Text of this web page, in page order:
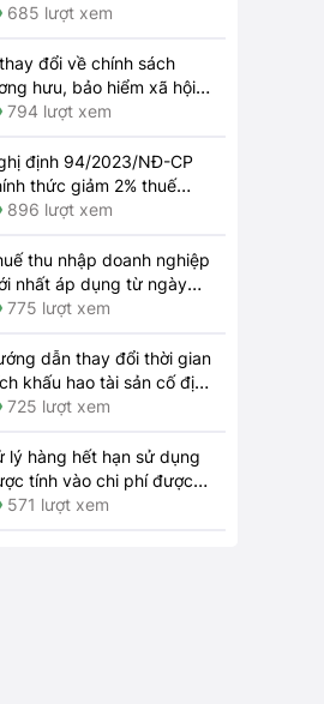
685 lượt xem
đổi về chính sách
hưu, bảo hiểm xã hội
2024
794 lượt xem
định 94/2023/NĐ-CP
thức giảm 2% thuế
2024
896 lượt xem
thu nhập doanh nghiệp
nhất áp dụng từ ngày
7/2023
775 lượt xem
dẫn thay đổi thời gian
khấu hao tài sản cố định
quy định hiện hành như
725 lượt xem
lý hàng hết hạn sử dụng
tính vào chi phí được
khi tính thuế thu nhập
571 lượt xem